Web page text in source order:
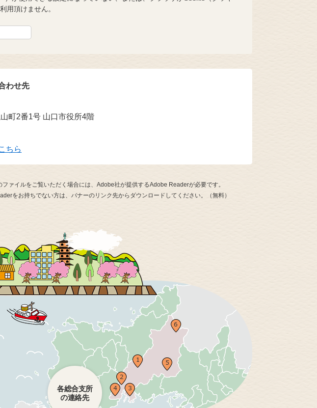
用頂けません。
わせ先
町2番1号 山口市役所4階
ちら
ファイルをご覧いただく場合には、Adobe社が提供するAdobe Readerが必要です。
をお持ちでない方は、バナーのリンク先からダウンロードしてください。（無料）
各総合支所
の連絡先